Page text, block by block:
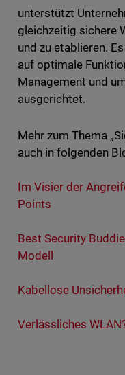
unterstützt
gleichzeitig sichere
und zu etablieren.
auf optimale
Management und
ausgerichtet.
Mehr zum Thema
auch in folgenden
Im Visier der
Points
Best Security
Modell
Kabellose
Verlässliches